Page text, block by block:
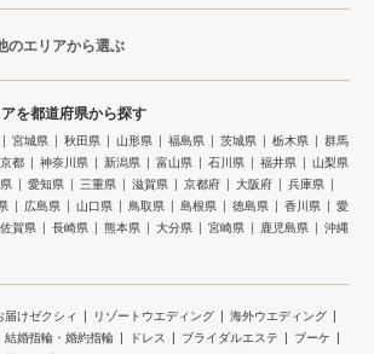
のエリアから選ぶ
を都道府県から探す
宮城県 秋田県 山形県 福島県 茨城県 栃木県
群馬
都 神奈川県 新潟県 富山県 石川県 福井県
山梨県
愛知県 三重県 滋賀県 京都府 大阪府
兵庫県
広島県 山口県 鳥取県 島根県 徳島県 香川県
愛
佐賀県 長崎県 熊本県 大分県 宮崎県 鹿児島県
沖縄
届けゼクシィ リゾートウエディング
海外ウエディング
結婚指輪・婚約指輪 ドレス ブライダルエステ
ブーケ